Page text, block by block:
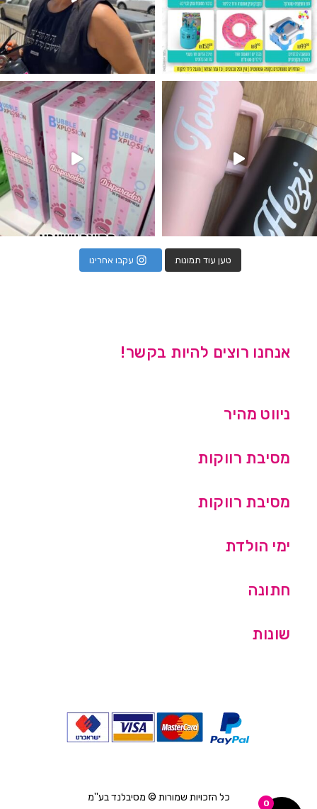
מטף לגילוי מין העובר חזר למלא
טען עוד תמונות עקבו אחרינו
אנחנו רוצים להיות בקשר!
ניווט מהיר
מסיבת רווקות
מסיבת רווקות
ימי הולדת
חתונה
שונות
כל הזכויות שמורות © מסיבלנד בע''מ 0